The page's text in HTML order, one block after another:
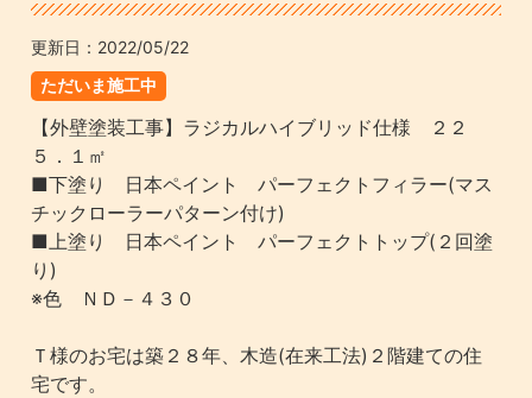
更新日： 2022/05/22
ただいま施工中
【外壁塗装工事】ラジカルハイブリッド仕様 ２２
５．１㎡
■下塗り 日本ペイント パーフェクトフィラー(マス
チックローラーパターン付け)
■上塗り 日本ペイント パーフェクトトップ(２回塗
り)
※色 ＮＤ－４３０
Ｔ様のお宅は築２８年、木造(在来工法)２階建ての住
宅です。